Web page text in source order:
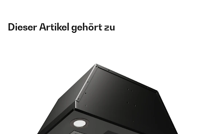
Dieser Artikel gehört zu